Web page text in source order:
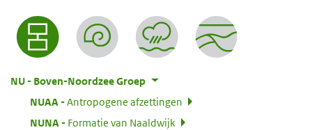
Nomenclator menu
NU:
Boven-Noordzee Groep
NUAA
Antropogene afzettingen
NUNA
Formatie van Naaldwijk